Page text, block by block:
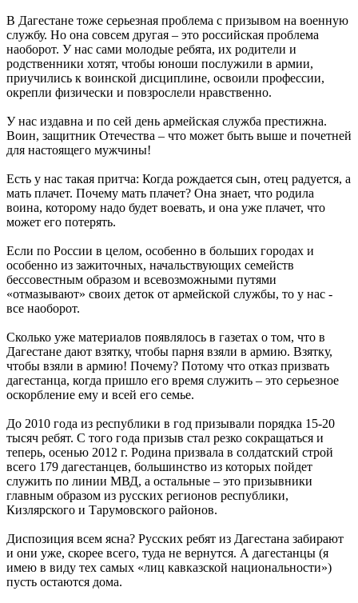
В Дагестане тоже серьезная проблема с призывом на военную
службу. Но она совсем другая – это российская проблема
наоборот. У нас сами молодые ребята, их родители и
родственники хотят, чтобы юноши послужили в армии,
приучились к воинской дисциплине, освоили профессии,
окрепли физически и повзрослели нравственно.
У нас издавна и по сей день армейская служба престижна.
Воин, защитник Отечества – что может быть выше и почетней
для настоящего мужчины!
Есть у нас такая притча: Когда рождается сын, отец радуется, а
мать плачет. Почему мать плачет? Она знает, что родила
воина, которому надо будет воевать, и она уже плачет, что
может его потерять.
Если по России в целом, особенно в больших городах и
особенно из зажиточных, начальствующих семейств
бессовестным образом и всевозможными путями
«отмазывают» своих деток от армейской службы, то у нас -
все наоборот.
Сколько уже материалов появлялось в газетах о том, что в
Дагестане дают взятку, чтобы парня взяли в армию. Взятку,
чтобы взяли в армию! Почему? Потому что отказ призвать
дагестанца, когда пришло его время служить – это серьезное
оскорбление ему и всей его семье.
До 2010 года из республики в год призывали порядка 15-20
тысяч ребят. С того года призыв стал резко сокращаться и
теперь, осенью 2012 г. Родина призвала в солдатский строй
всего 179 дагестанцев, большинство из которых пойдет
служить по линии МВД, а остальные – это призывники
главным образом из русских регионов республики,
Кизлярского и Тарумовского районов.
Диспозиция всем ясна? Русских ребят из Дагестана забирают
и они уже, скорее всего, туда не вернутся. А дагестанцы (я
имею в виду тех самых «лиц кавказской национальности»)
пусть остаются дома.